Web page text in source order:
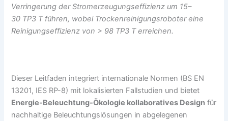
Verringerung der Stromerzeugungseffizienz um 15–
30 TP3 T führen, wobei Trockenreinigungsroboter eine
Reinigungseffizienz von > 98 TP3 T erreichen.
Dieser Leitfaden integriert internationale Normen (BS EN
13201, IES RP-8) mit lokalisierten Fallstudien und bietet
Energie-Beleuchtung-Ökologie kollaboratives Design für
nachhaltige Beleuchtungslösungen in abgelegenen